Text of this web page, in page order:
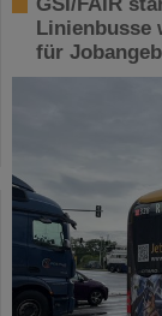
Linienbusse
für